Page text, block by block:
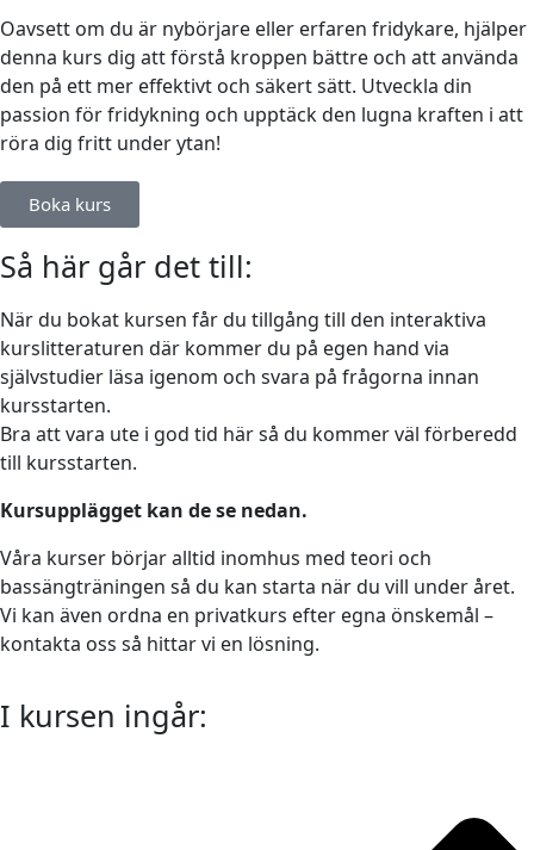
Oavsett om du är nybörjare eller erfaren fridykare, hjälper
denna kurs dig att förstå kroppen bättre och att använda
den på ett mer effektivt och säkert sätt. Utveckla din
passion för fridykning och upptäck den lugna kraften i att
röra dig fritt under ytan!
Boka kurs
Så här går det till:
När du bokat kursen får du tillgång till den interaktiva
kurslitteraturen där kommer du på egen hand via
självstudier läsa igenom och svara på frågorna innan
kursstarten.
Bra att vara ute i god tid här så du kommer väl förberedd
till kursstarten.
Kursupplägget kan de se nedan.
Våra kurser börjar alltid inomhus med teori och
bassängträningen så du kan starta när du vill under året.
Vi kan även ordna en privatkurs efter egna önskemål –
kontakta oss så hittar vi en lösning.
I kursen ingår: